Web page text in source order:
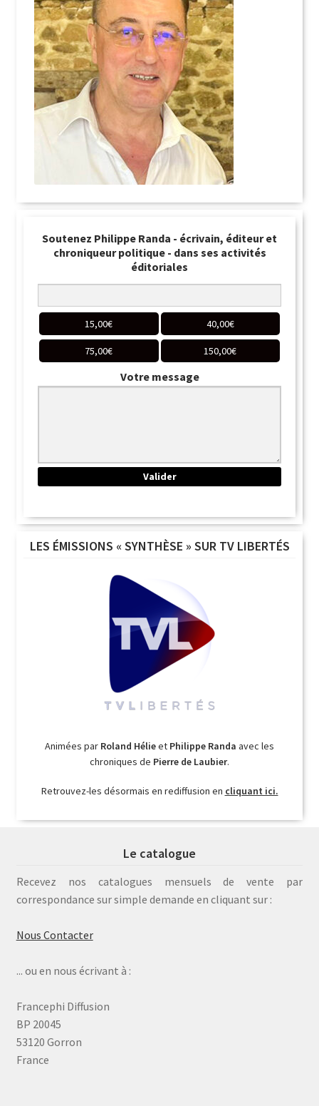
Soutenez Philippe Randa - écrivain, éditeur et
chroniqueur politique - dans ses activités
éditoriales
15,00€ 40,00€
75,00€ 150,00€
Votre message
LES ÉMISSIONS « SYNTHÈSE » SUR TV LIBERTÉS
Animées par Roland Hélieet Philippe Randa avec les
chroniques de Pierre de Laubier.
Retrouvez-les désormais en rediffusion en cliquant ici.
Le catalogue
Recevez nos catalogues mensuels de vente par
correspondance sur simple demande en cliquant sur :
Nous Contacter
... ou en nous écrivant à :
Francephi Diffusion
BP 20045
53120 Gorron
France